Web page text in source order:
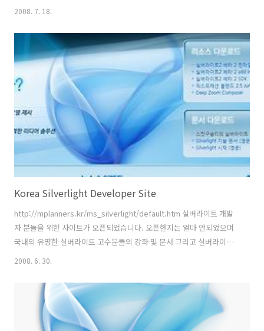
Silverlight의 컨트롤안에 아래코드와 같은 형식으로 ToolTipService를
하게 합니다. xaml code cs code using System; using
System.Windows.Controls; namespace
SilverlightToolTipService { public partial class Page :
UserControl { public Page() { I..
2008. 7. 18.
Korea Silverlight Developer Site
http://mplanners.kr/ms_silverlight/default.htm 실버라이트 개발
자 분들을 위한 사이트가 오픈되었습니다. 오픈한지는 얼마 안되었으며
국내외 유명한 실버라이트 고수분들의 강좌 및 문서 그리고 실버라이트
를 개발하기 위한 개발 툴의 링크등이 포함되어 있습니다. ps) 곧 웹사아
니다. 다지인은 짱묜님이 하였고 풀레이어는 제가 제작하였습니다. 별 기
능은 없고 무작위로 몇개의 동영상을 재생하는 단순한 프로그램입니다.
실버라이트를 처음 공부하시는분들에게 많은 도움이 될 것 같습니다.
2008. 6. 30.